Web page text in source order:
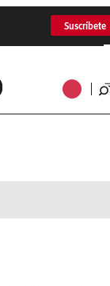
Suscríbete